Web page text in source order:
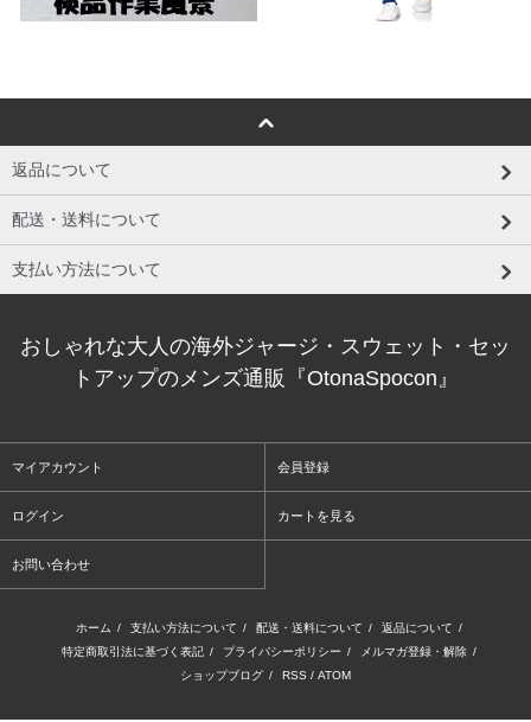
返品について
配送・送料について
支払い方法について
おしゃれな大人の海外ジャージ・スウェット・セッ
トアップのメンズ通販『OtonaSpocon』
マイアカウント 会員登録
ログイン カートを見る
お問い合わせ
ホーム / 支払い方法について / 配送・送料について / 返品について /
特定商取引法に基づく表記 / プライバシーポリシー / メルマガ登録・解除 /
ショップブログ / RSS / ATOM